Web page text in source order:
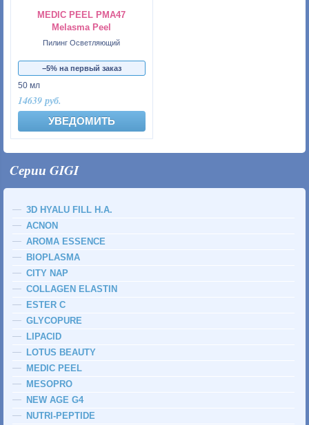
MEDIC PEEL PMA47
Melasma Peel
Пилинг Осветляющий
−5% на первый заказ
50 мл
14639 руб.
УВЕДОМИТЬ
Cерии GIGI
3D HYALU FILL H.A.
ACNON
AROMA ESSENCE
BIOPLASMA
CITY NAP
COLLAGEN ELASTIN
ESTER C
GLYCOPURE
LIPACID
LOTUS BEAUTY
MEDIC PEEL
MESOPRO
NEW AGE G4
NUTRI-PEPTIDE